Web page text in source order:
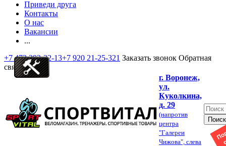
Приведи друга
Контакты
О нас
Вакансии
...
+7 473 292-32-13+7 920 21-25-321 Заказать звонок Обратная
связь
г. Воронеж,
ул.
Куколкина,
д. 29
(напротив
центра
"Галереи
Чижова", слева